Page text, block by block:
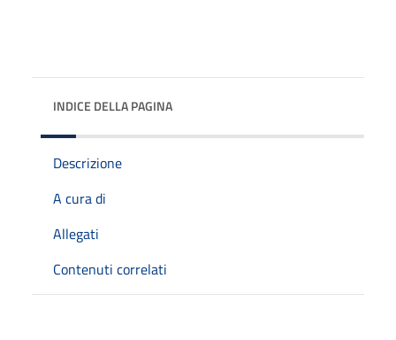
INDICE DELLA PAGINA
Descrizione
A cura di
Allegati
Contenuti correlati